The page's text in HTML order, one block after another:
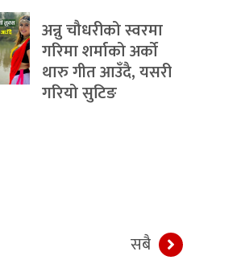
अन्नु चौधरीको स्वरमा
गरिमा शर्माको अर्को
थारु गीत आउँदै, यसरी
गरियो सुटिङ
सबै